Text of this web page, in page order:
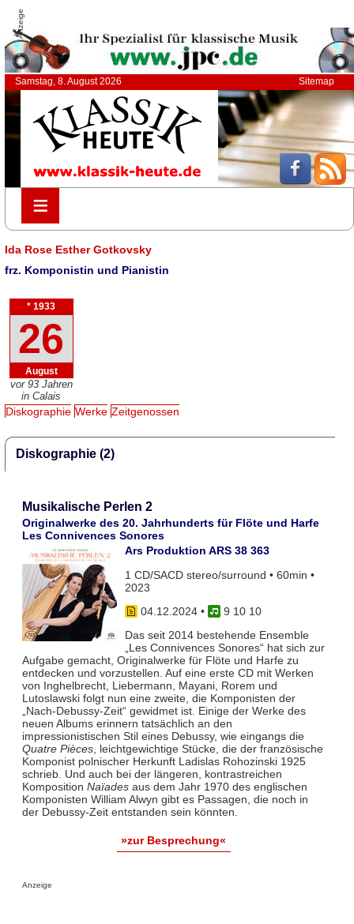
Anzeige
Samstag, 8. August 2026 Sitemap
≡
≡
Ida Rose Esther Gotkovsky
frz. Komponistin und Pianistin
* 1933
26
August
vor 93 Jahren
in Calais
Diskographie Werke Zeitgenossen
Diskographie (2)
Musikalische Perlen 2
Originalwerke des 20. Jahrhunderts für Flöte und Harfe
Les Connivences Sonores
Ars Produktion ARS 38 363
1 CD/SACD stereo/surround • 60min •
2023
04.12.2024•
9 10 10
Das seit 2014 bestehende Ensemble
„Les Connivences Sonores“ hat sich zur
Aufgabe gemacht, Originalwerke für Flöte und Harfe zu
entdecken und vorzustellen. Auf eine erste CD mit Werken
von Inghelbrecht, Liebermann, Mayani, Rorem und
Lutoslawski folgt nun eine zweite, die Komponisten der
„Nach-Debussy-Zeit“ gewidmet ist. Einige der Werke des
neuen Albums erinnern tatsächlich an den
impressionistischen Stil eines Debussy, wie eingangs die
Quatre Pièces, leichtgewichtige Stücke, die der französische
Komponist polnischer Herkunft Ladislas Rohozinski 1925
schrieb. Und auch bei der längeren, kontrastreichen
Komposition Naïadesaus dem Jahr 1970 des englischen
Komponisten William Alwyn gibt es Passagen, die noch in
der Debussy-Zeit entstanden sein könnten.
»zur Besprechung«
Anzeige